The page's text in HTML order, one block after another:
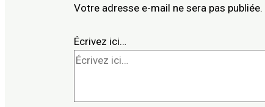
Votre adresse e-mail ne sera pas publiée.
Écrivez ici…